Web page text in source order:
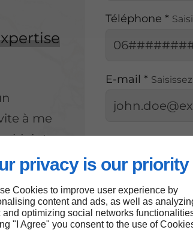
privacy is our priority
Cookies to improve user experience by
content and ads, as well as
and optimizing social networks
"I Agree" you consent to the use of
à me
ci-joint.
plus
Téléphone *
E-mail *
En
saisies